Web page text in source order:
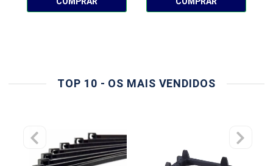
TOP 10 - OS MAIS VENDIDOS